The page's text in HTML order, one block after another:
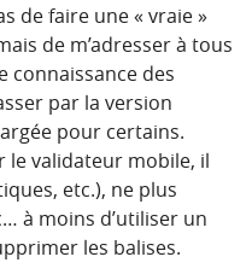
de faire une « vraie »
de m’adresser à tous
connaissance des
par la version
pour certains.
le validateur mobile, il
etc.), ne plus
à moins d’utiliser un
les balises.